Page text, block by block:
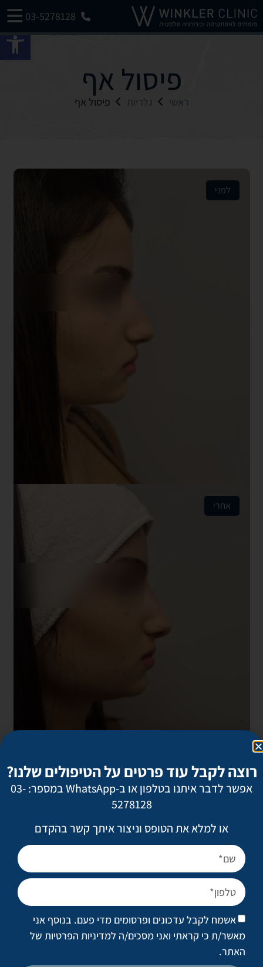
03-5278128
פיסול אף
ראשי גלריות פיסול אף
חזרה לגלריות
לקביעת פגישת ייעוץ
רוצה לקבל עוד פרטים על הטיפולים שלנו?
אפשר לדבר איתנו בטלפון או ב-WhatsApp במספר: 03-
5278128
או למלא את הטופס וניצור איתך קשר בהקדם
אשמח לקבל עדכונים ופרסומים מדי פעם. בנוסף אני
מאשר/ת כי קראתי ואני מסכים/ה למדיניות הפרטיות של
האתר.